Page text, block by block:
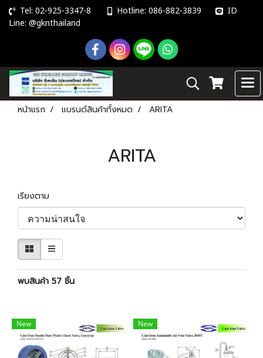
Tel: 02-925-3347-8 Hotline: 086-882-3839 ID
Line: @gknthailand
หน้าแรก แบรนด์สินค้าทั้งหมด ARITA
ARITA
เรียงตาม
พบสินค้า 57 ชิ้น
New New